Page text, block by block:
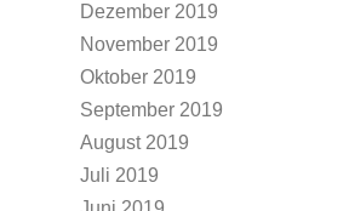
Dezember 2019
November 2019
Oktober 2019
September 2019
August 2019
Juli 2019